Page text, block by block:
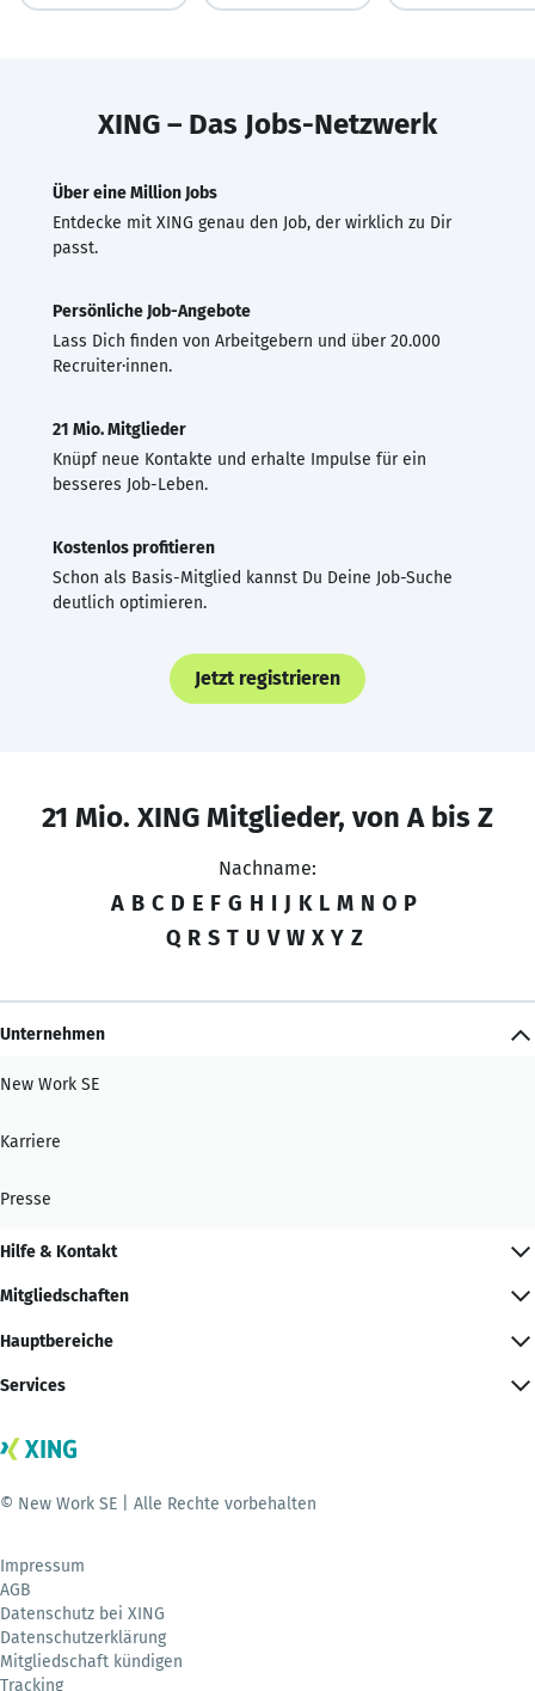
XING – Das Jobs-Netzwerk
Über eine Million Jobs
Entdecke mit XING genau den Job, der wirklich zu Dir
passt.
Persönliche Job-Angebote
Lass Dich finden von Arbeitgebern und über 20.000
Recruiter·innen.
21 Mio. Mitglieder
Knüpf neue Kontakte und erhalte Impulse für ein
besseres Job-Leben.
Kostenlos profitieren
Schon als Basis-Mitglied kannst Du Deine Job-Suche
deutlich optimieren.
Jetzt registrieren
21 Mio. XING Mitglieder, von A bis Z
Nachname:
A B C D E F G H I J K L M N O P
Q R S T U V W X Y Z
Unternehmen
New Work SE
Karriere
Presse
Hilfe & Kontakt
Mitgliedschaften
Hauptbereiche
Services
© New Work SE | Alle Rechte vorbehalten
Impressum
AGB
Datenschutz bei XING
Datenschutzerklärung
Mitgliedschaft kündigen
Tracking